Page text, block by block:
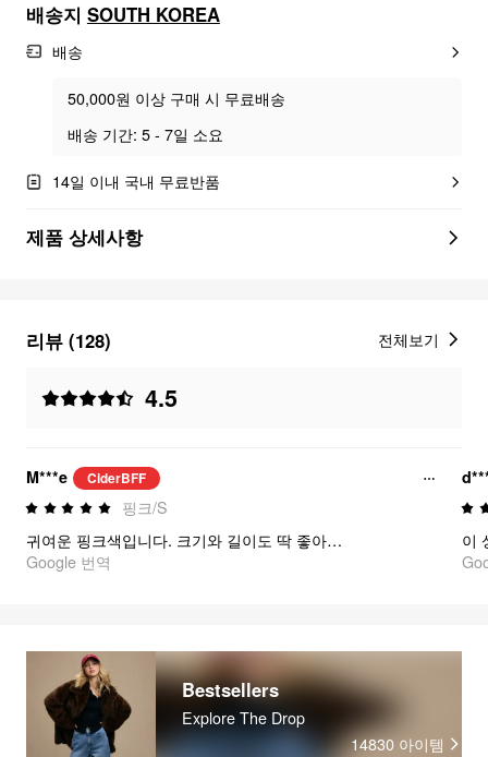
배송지 SOUTH KOREA
배송
50,000원 이상 구매 시 무료배송
배송 기간: 5 - 7일 소요
14일 이내 국내 무료반품
제품 상세사항
리뷰 (128)
4.5
전체보기
M***e CiderBFF
핑크/S
귀여운 핑크색입니다. 크기와 길이도 딱 좋아요. 크롭 스타일은 아니지만 벙벙하지 않고, 원단은 신축성이 좋고 부드럽습니다. 하트 모양 구멍이 있는 위치도 야하지 않아서 좋아요.
Google 번역
Bestsellers
Explore The Drop
14830 아이템